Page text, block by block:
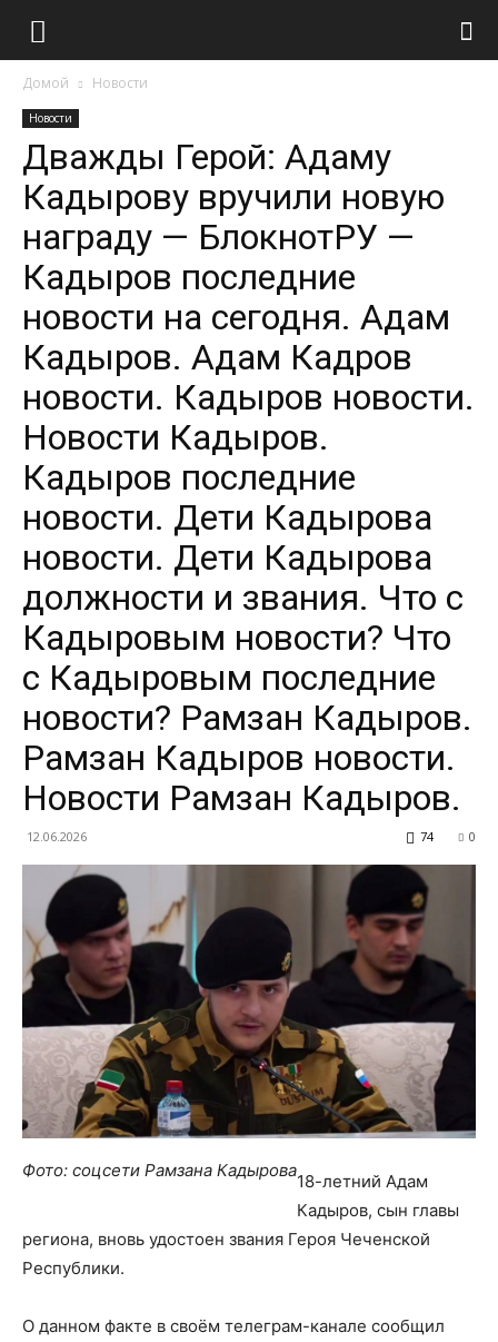
Домой Новости
Новости
Дважды Герой: Адаму
Кадырову вручили новую
награду — БлокнотРУ —
Кадыров последние
новости на сегодня. Адам
Кадыров. Адам Кадров
новости. Кадыров новости.
Новости Кадыров.
Кадыров последние
новости. Дети Кадырова
новости. Дети Кадырова
должности и звания. Что с
Кадыровым новости? Что
с Кадыровым последние
новости? Рамзан Кадыров.
Рамзан Кадыров новости.
Новости Рамзан Кадыров.
12.06.2026 0
74
Фото: соцсети Рамзана Кадырова
18-летний Адам
Кадыров, сын главы
региона, вновь удостоен звания Героя Чеченской
Республики.
О данном факте в своём телеграм-канале сообщил